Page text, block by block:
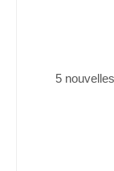
5